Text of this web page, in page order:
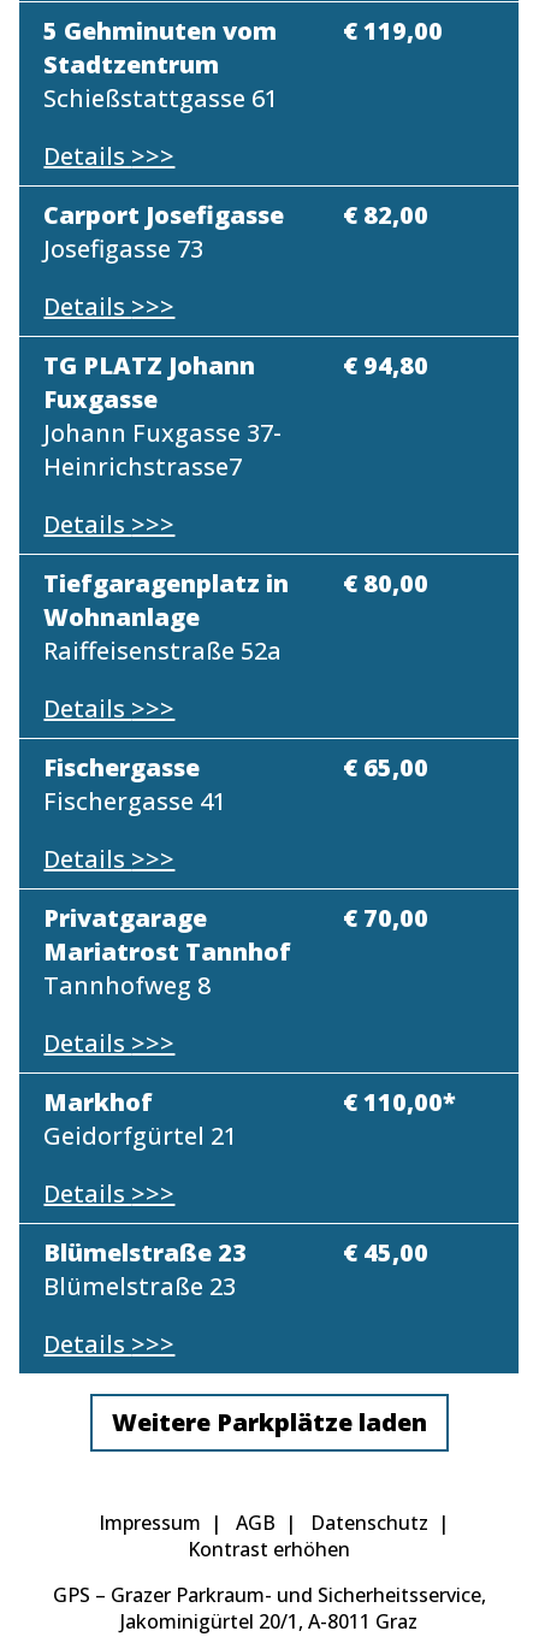
5 Gehminuten vom
Stadtzentrum
Schießstattgasse 61
Details >>>
€ 119,00
Carport Josefigasse
Josefigasse 73
Details >>>
€ 82,00
TG PLATZ Johann
Fuxgasse
Johann Fuxgasse 37-
Heinrichstrasse7
Details >>>
€ 94,80
Tiefgaragenplatz in
Wohnanlage
Raiffeisenstraße 52a
Details >>>
€ 80,00
Fischergasse
Fischergasse 41
Details >>>
€ 65,00
Privatgarage
Mariatrost Tannhof
Tannhofweg 8
Details >>>
€ 70,00
Markhof
Geidorfgürtel 21
Details >>>
€ 110,00*
Blümelstraße 23
Blümelstraße 23
Details >>>
€ 45,00
Weitere Parkplätze laden
Impressum AGB
Datenschutz
Kontrast erhöhen
GPS – Grazer Parkraum- und Sicherheitsservice,
Jakominigürtel 20/1, A-8011 Graz